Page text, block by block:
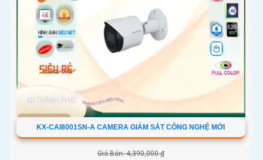
KX-CAI8001SN-A CAMERA GIÁM SÁT CÔNG NGHỆ MỚI
Giá Bán: 4,390,000 ₫